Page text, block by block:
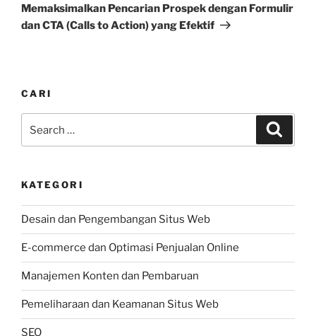
Post
Memaksimalkan Pencarian Prospek dengan Formulir
dan CTA (Calls to Action) yang Efektif
CARI
for:
KATEGORI
Desain dan Pengembangan Situs Web
E-commerce dan Optimasi Penjualan Online
Manajemen Konten dan Pembaruan
Pemeliharaan dan Keamanan Situs Web
SEO